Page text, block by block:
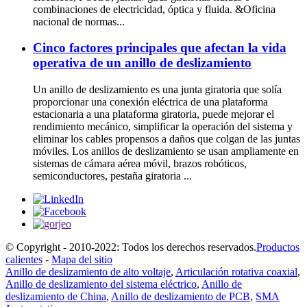
combinaciones de electricidad, óptica y fluida. &Oficina
nacional de normas...
Cinco factores principales que afectan la vida
operativa de un anillo de deslizamiento
Un anillo de deslizamiento es una junta giratoria que solía
proporcionar una conexión eléctrica de una plataforma
estacionaria a una plataforma giratoria, puede mejorar el
rendimiento mecánico, simplificar la operación del sistema y
eliminar los cables propensos a daños que colgan de las juntas
móviles. Los anillos de deslizamiento se usan ampliamente en
sistemas de cámara aérea móvil, brazos robóticos,
semiconductores, pestaña giratoria ...
© Copyright - 2010-2022: Todos los derechos reservados.Productos
calientes - Mapa del sitio
Anillo de deslizamiento de alto voltaje, Articulación rotativa coaxial,
Anillo de deslizamiento del sistema eléctrico, Anillo de
deslizamiento de China, Anillo de deslizamiento de PCB, SMA